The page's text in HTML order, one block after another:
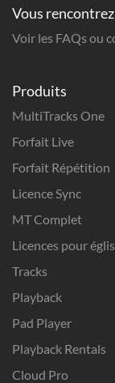
Produits
MultiTracks One
Forfait Live
Forfait Répétition
Licence Sync
MT Complet
Licences pour
Tracks
Playback
Pad Player
Playback Rentals
Cloud Pro
Vous
Voir les FAQs ou